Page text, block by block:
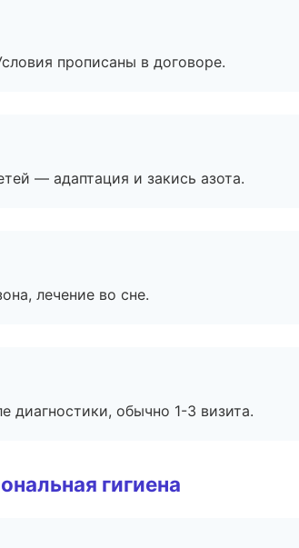
прописаны в договоре.
— адаптация и закись азота.
лечение во сне.
диагностики, обычно 1-3 визита.
гигиена